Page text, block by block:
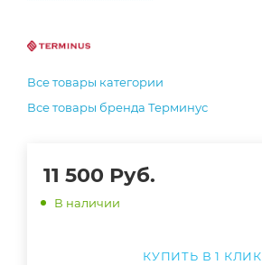
Все товары категории
Все товары бренда Терминус
11 500 Руб.
В наличии
КУПИТЬ В 1 КЛИК